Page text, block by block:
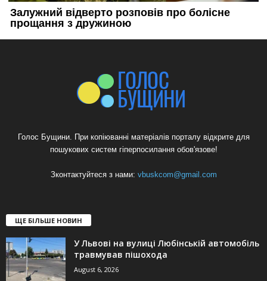
Голос Бущини. При копіюванні матеріалів порталу відкрите для
пошукових систем гіперпосилання обов'язове!
Зконтактуйтеся з нами: vbuskcom@gmail.com
ЩЕ БІЛЬШЕ НОВИН
У Львові на вулиці Любінській автомобіль
травмував пішохода
August 6, 2026